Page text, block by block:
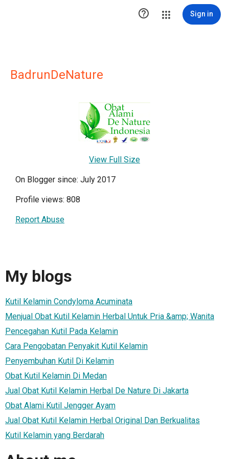
 Sign in
BadrunDeNature
View Full Size
On Blogger since: July 2017
Profile views: 808
Report Abuse
My blogs
Kutil Kelamin Condyloma Acuminata
Menjual Obat Kutil Kelamin Herbal Untuk Pria &amp; Wanita
Pencegahan Kutil Pada Kelamin
Cara Pengobatan Penyakit Kutil Kelamin
Penyembuhan Kutil Di Kelamin
Obat Kutil Kelamin Di Medan
Jual Obat Kutil Kelamin Herbal De Nature Di Jakarta
Obat Alami Kutil Jengger Ayam
Jual Obat Kutil Kelamin Herbal Original Dan Berkualitas
Kutil Kelamin yang Berdarah